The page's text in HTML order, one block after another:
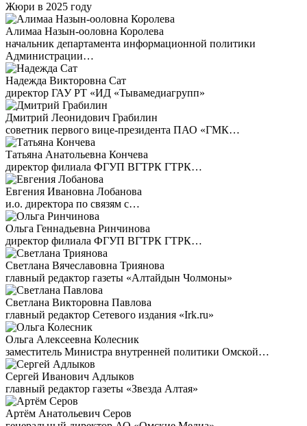
Жюри в 2025 году
Алимаа Назын-ооловна Королева
начальник департамента информационной политики
Администрации…
Надежда Викторовна Сат
директор ГАУ РТ «ИД «Тывамедиагрупп»
Дмитрий Леонидович Грабилин
советник первого вице-президента ПАО «ГМК…
Татьяна Анатольевна Кончева
директор филиала ФГУП ВГТРК ГТРК…
Евгения Ивановна Лобанова
и.о. директора по связям с…
Ольга Геннадьевна Ринчинова
директор филиала ФГУП ВГТРК ГТРК…
Светлана Вячеславовна Триянова
главный редактор газеты «Алтайдын Чолмоны»
Светлана Викторовна Павлова
главный редактор Сетевого издания «Irk.ru»
Ольга Алексеевна Колесник
заместитель Министра внутренней политики Омской…
Сергей Иванович Адлыков
главный редактор газеты «Звезда Алтая»
Артём Анатольевич Серов